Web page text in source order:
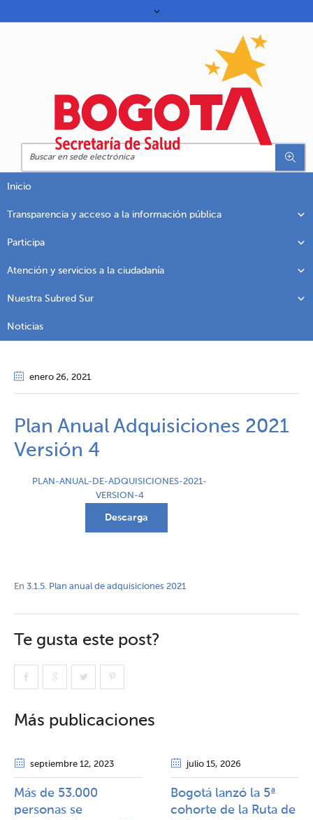
Inicio
Transparencia y acceso a la información pública
Participa
Atención y servicios a la ciudadanía
Nuestra Subred Sur
Noticias
enero 26, 2021
Plan Anual Adquisiciones 2021
Versión 4
PLAN-ANUAL-DE-ADQUISICIONES-2021-
VERSION-4
Descarga
En 3.1.5. Plan anual de adquisiciones 2021
Te gusta este post?
Más publicaciones
septiembre 12, 2023
Más de 53.000
personas se
julio 15, 2026
Bogotá lanzó la 5ª
cohorte de la Ruta de